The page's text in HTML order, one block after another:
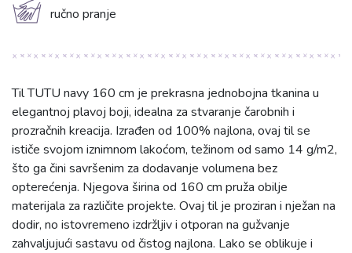
c ručno pranje
Til TUTU navy 160 cm je prekrasna jednobojna tkanina u
elegantnoj plavoj boji, idealna za stvaranje čarobnih i
prozračnih kreacija. Izrađen od 100% najlona, ovaj til se
ističe svojom iznimnom lakoćom, težinom od samo 14 g/m2,
što ga čini savršenim za dodavanje volumena bez
opterećenja. Njegova širina od 160 cm pruža obilje
materijala za različite projekte. Ovaj til je proziran i nježan na
dodir, no istovremeno izdržljiv i otporan na gužvanje
zahvaljujući sastavu od čistog najlona. Lako se oblikuje i